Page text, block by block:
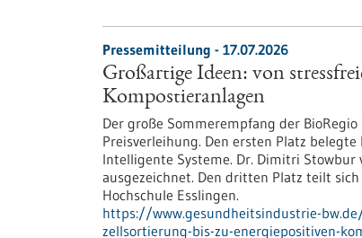
Pressemitteilung - 17.07.2026
Großartige Ideen: von
Kompostieranlagen
Der große Sommerempfang der
Preisverleihung. Den ersten Platz
Intelligente Systeme. Dr. Dimitri
ausgezeichnet. Den dritten Platz teilt
Hochschule Esslingen.
https://www.gesundheitsindustrie-
zellsortierung-bis-zu-energiepositiven-